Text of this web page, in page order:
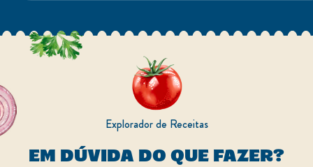
Explorador de Receitas
EM DÚVIDA DO QUE FAZER?